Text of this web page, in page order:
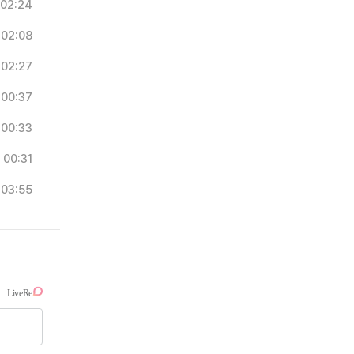
02:24
02:08
02:27
00:37
00:33
00:31
03:55